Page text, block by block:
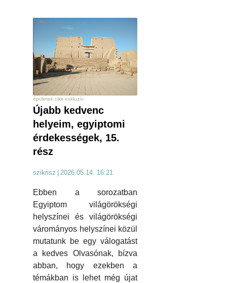
épületek cikk exkluzív
Újabb kedvenc
helyeim, egyiptomi
érdekességek, 15.
rész
szikrisz 2026.05.14. 16:21
Ebben a sorozatban
Egyiptom világörökségi
helyszínei és világörökségi
várományos helyszínei közül
mutatunk be egy válogatást
a kedves Olvasónak, bízva
abban, hogy ezekben a
témákban is lehet még újat